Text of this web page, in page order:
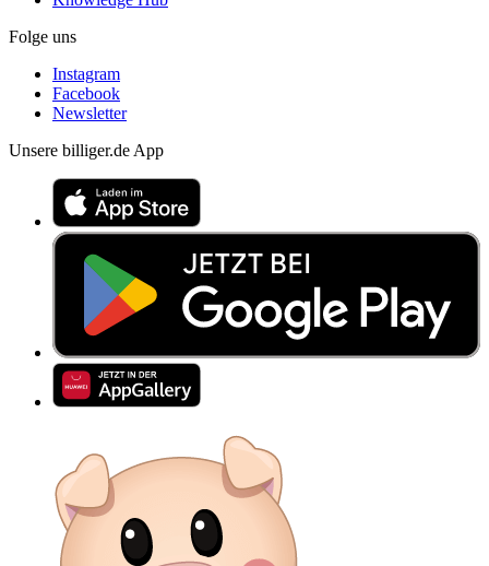
Folge uns
Instagram
Facebook
Newsletter
Unsere billiger.de App